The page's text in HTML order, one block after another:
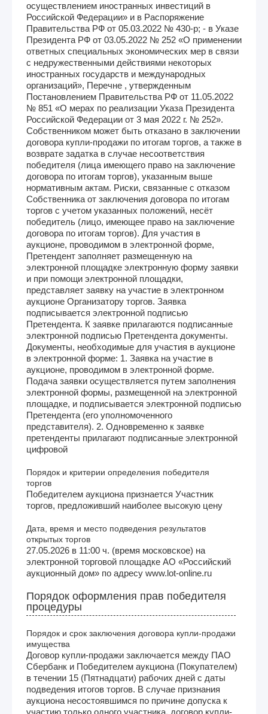
осуществлением иностранных инвестиций в
Российской Федерации» и в Распоряжение
Правительства РФ от 05.03.2022 № 430-р; - в Указе
Президента РФ от 03.05.2022 № 252 «О применении
ответных специальных экономических мер в связи
с недружественными действиями некоторых
иностранных государств и международных
организаций», Перечне , утвержденным
Постановлением Правительства РФ от 11.05.2022
№ 851 «О мерах по реализации Указа Президента
Российской Федерации от 3 мая 2022 г. № 252».
Собственником может быть отказано в заключении
договора купли-продажи по итогам торгов, а также в
возврате задатка в случае несоответствия
победителя (лица имеющего право на заключение
договора по итогам торгов), указанным выше
нормативным актам. Риски, связанные с отказом
Собственника от заключения договора по итогам
торгов с учетом указанных положений, несёт
победитель (лицо, имеющее право на заключение
договора по итогам торгов). Для участия в
аукционе, проводимом в электронной форме,
Претендент заполняет размещенную на
электронной площадке электронную форму заявки
и при помощи электронной площадки,
представляет заявку на участие в электронном
аукционе Организатору торгов. Заявка
подписывается электронной подписью
Претендента. К заявке прилагаются подписанные
электронной подписью Претендента документы.
Документы, необходимые для участия в аукционе
в электронной форме: 1. Заявка на участие в
аукционе, проводимом в электронной форме.
Подача заявки осуществляется путем заполнения
электронной формы, размещенной на электронной
площадке, и подписывается электронной подписью
Претендента (его уполномоченного
представителя). 2. Одновременно к заявке
претенденты прилагают подписанные электронной
цифровой
Порядок и критерии определения победителя
торгов
Победителем аукциона признается Участник
торгов, предложивший наиболее высокую цену
Дата, время и место подведения результатов
открытых торгов
27.05.2026 в 11:00 ч. (время московское) на
электронной торговой площадке АО «Российский
аукционный дом» по адресу www.lot-online.ru
Порядок оформления прав победителя
процедуры
Порядок и срок заключения договора купли-продажи
имущества
Договор купли-продажи заключается между ПАО
Сбербанк и Победителем аукциона (Покупателем)
в течении 15 (Пятнадцати) рабочих дней с даты
подведения итогов торгов. В случае признания
аукциона несостоявшимся по причине допуска к
участию только одного участника, договор купли-